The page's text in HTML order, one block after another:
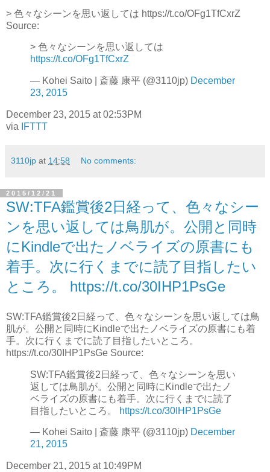
> 色々なシーンを思い返しては https://t.co/OFg1TfCxrZ
Source:
> 色々なシーンを思い返しては
https://t.co/OFg1TfCxrZ
— Kohei Saito | 斎藤 康平 (@3110jp) December
23, 2015
December 23, 2015 at 02:53PM
via
IFTTT
3110jp at 14:58 No comments:
2015/12/21
SW:TFA鑑賞後2日経って、色々なシー
ンを思い返しては鳥肌が。公開と同時
にKindleで出たノベライズの原書にも
着手。次に行くまでに読了目指したい
ところ。 https://t.co/30IHP1PsGe
SW:TFA鑑賞後2日経って、色々なシーンを思い返しては鳥
肌が。公開と同時にKindleで出たノベライズの原書にも着
手。次に行くまでに読了目指したいところ。
https://t.co/30IHP1PsGe Source:
SW:TFA鑑賞後2日経って、色々なシーンを思い
返しては鳥肌が。公開と同時にKindleで出たノ
ベライズの原書にも着手。次に行くまでに読了
目指したいところ。
https://t.co/30IHP1PsGe
— Kohei Saito | 斎藤 康平 (@3110jp) December
21, 2015
December 21, 2015 at 10:49PM